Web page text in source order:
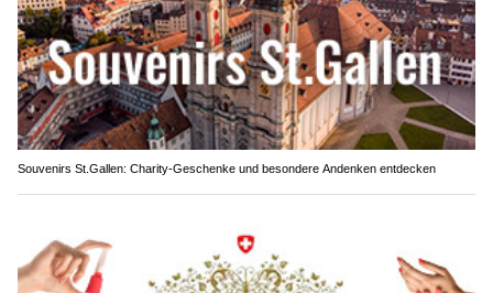
Souvenirs St.Gallen: Charity-Geschenke und besondere Andenken entdecken